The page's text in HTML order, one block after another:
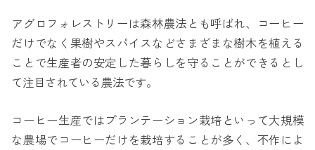
アグロフォレストリーは森林農法とも呼ばれ、コーヒー
だけでなく果樹やスパイスなどさまざまな樹木を植える
ことで生産者の安定した暮らしを守ることができるとし
て注目されている農法です。
コーヒー生産ではプランテーション栽培といって大規模
な農場でコーヒーだけを栽培することが多く、不作によ